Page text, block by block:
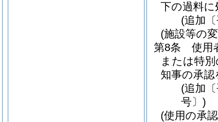
下の過料
(追加
(施設等の
第8条
使用
または特
知事の承
(追加
号〕)
(使用の承